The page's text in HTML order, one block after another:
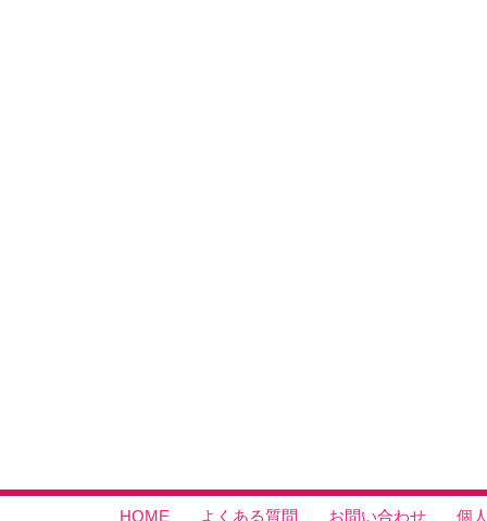
HOME よくある質問 お問い合わせ 個